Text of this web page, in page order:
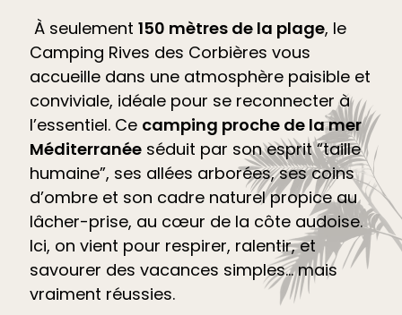
À seulement150 mètres de la plage, le
Camping Rives des Corbières vous
accueille dans une atmosphère paisible et
conviviale, idéale pour se reconnecter à
l’essentiel. Ce camping proche de la mer
Méditerranée séduit par son esprit “taille
humaine”, ses allées arborées, ses coins
d’ombre et son cadre naturel propice au
lâcher-prise, au cœur de la côte audoise.
Ici, on vient pour respirer, ralentir, et
savourer des vacances simples… mais
vraiment réussies.